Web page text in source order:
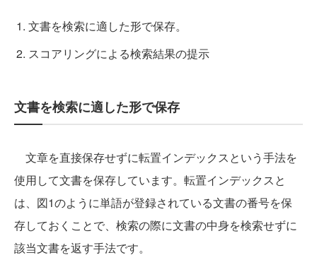
文書を検索に適した形で保存。
スコアリングによる検索結果の提示
文書を検索に適した形で保存
文章を直接保存せずに転置インデックスという手法を
使用して文書を保存しています。転置インデックスと
は、図1のように単語が登録されている文書の番号を保
存しておくことで、検索の際に文書の中身を検索せずに
該当文書を返す手法です。